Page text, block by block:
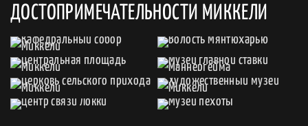
ДОСТОПРИМЕЧАТЕЛЬНОСТИ МИККЕЛИ